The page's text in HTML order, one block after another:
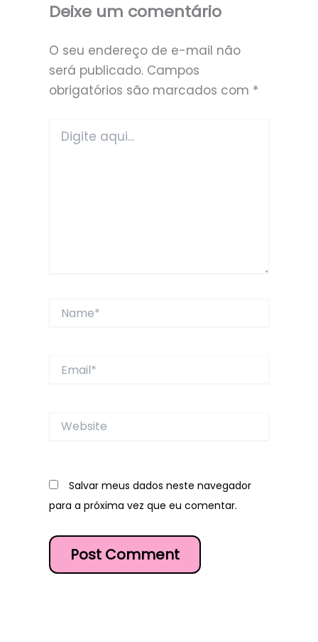
Deixe um comentário
O seu endereço de e-mail não
será publicado. Campos
obrigatórios são marcados com *
aqui...
Website
Salvar meus dados neste navegador
para a próxima vez que eu comentar.